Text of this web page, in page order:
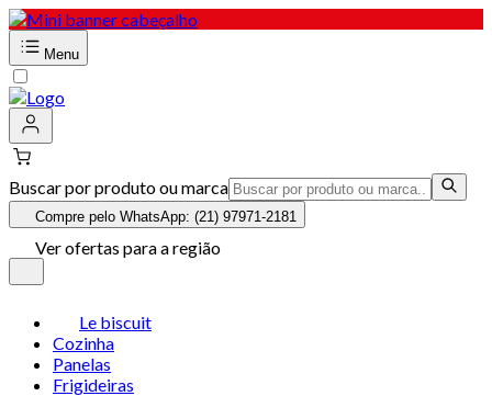
Menu
Buscar por produto ou marca
Compre pelo WhatsApp: (21) 97971-2181
Ver ofertas para a região
Le biscuit
Cozinha
Panelas
Frigideiras